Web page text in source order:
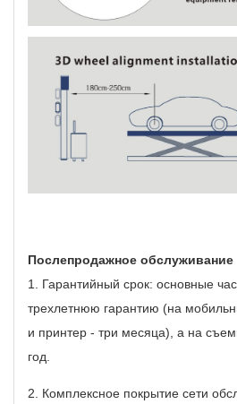
Послепродажное обслуживание
1. Гарантийный срок: основные
трехлетнюю гарантию (на
и принтер - три месяца), а на
год.
2. Комплексное покрытие сети